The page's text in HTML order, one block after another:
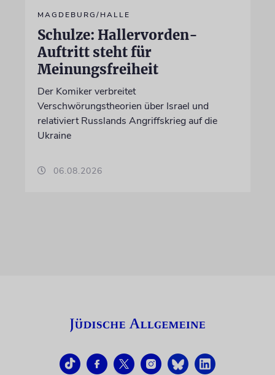
MAGDEBURG/HALLE
Schulze: Hallervorden-
Auftritt steht für
Meinungsfreiheit
Der Komiker verbreitet
Verschwörungstheorien über Israel und
relativiert Russlands Angriffskrieg auf die
Ukraine
06.08.2026